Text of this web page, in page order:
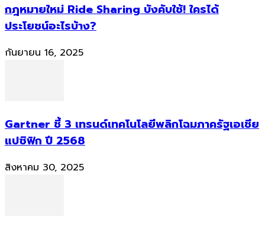
กฎหมายใหม่ Ride Sharing บังคับใช้! ใครได้
ประโยชน์อะไรบ้าง?
กันยายน 16, 2025
Gartner ชี้ 3 เทรนด์เทคโนโลยีพลิกโฉมภาครัฐเอเชีย
แปซิฟิก ปี 2568
สิงหาคม 30, 2025